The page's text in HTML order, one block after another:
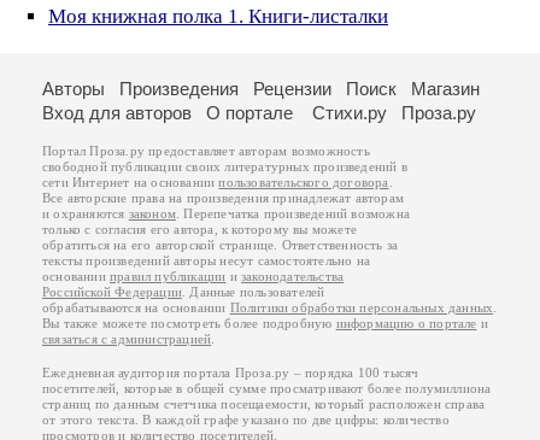
Моя книжная полка 1. Книги-листалки
Авторы Произведения Рецензии Поиск
Магазин
Вход для авторов
О портале Стихи.ру Проза.ру
Портал Проза.ру предоставляет авторам возможность
свободной публикации своих литературных произведений в
сети Интернет на основаниипользовательского договора
Все авторские права на произведения принадлежат авторам
и охраняются законом . Перепечатка произведений возможна
только с согласия его автора, к которому вы можете
обратиться на его авторской странице. Ответственность за
тексты произведений авторы несут самостоятельно на
основанииправил публикации изаконодательства
Российской Федерации . Данные пользователей
обрабатываются на основании Политики обработки персональных данных
Вы также можете посмотреть более подробную информацию о портале и
связаться с администрацией
Ежедневная аудитория портала Проза.ру – порядка 100 тысяч
посетителей, которые в общей сумме просматривают более полумиллиона
страниц по данным счетчика посещаемости, который расположен справа
от этого текста. В каждой графе указано по две цифры: количество
просмотров и количество посетителей.